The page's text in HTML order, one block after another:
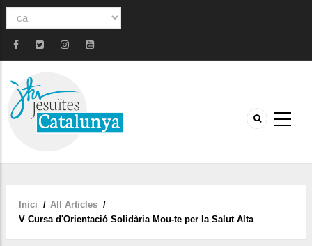
Select
language
Fil
d'ariadna
Inici / All Articles /
V Cursa d'Orientació Solidària Mou-te per la Salut Alta